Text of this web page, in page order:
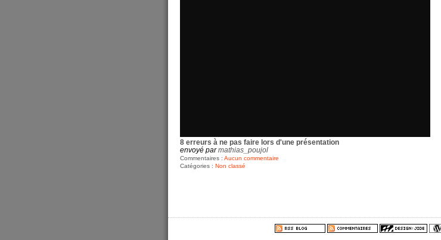
8 erreurs à ne pas faire lors d'une présentation
envoyé parmathias_poujol
Commentaires : Aucun commentaire
Catégories : Non classé